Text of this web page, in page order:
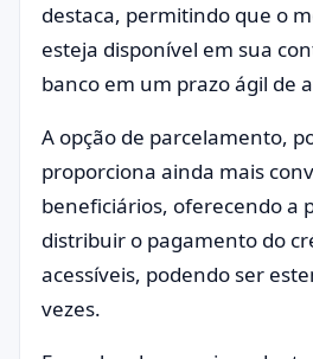
destaca, permitindo que o
esteja disponível em sua
banco em um prazo ágil de
A opção de parcelamento,
proporciona ainda mais
beneficiários, oferecendo a
distribuir o pagamento do
acessíveis, podendo ser
vezes.